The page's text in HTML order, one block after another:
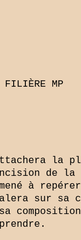
FILIÈRE MP
la
de la
à
sur sa